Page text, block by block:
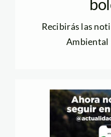
Recibirás las
Ambiental